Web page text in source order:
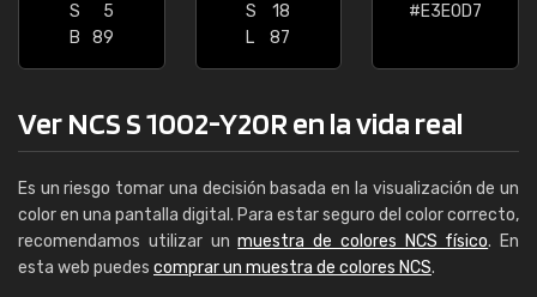
S
5
B
89
S
18
L
87
#E3E0D7
Ver NCS S 1002-Y20R en la vida real
Es un riesgo tomar una decisión basada en la visualización de un
color en una pantalla digital. Para estar seguro del color correcto,
recomendamos utilizar unmuestra de colores NCS físico. En
esta web puedes comprar un muestra de colores NCS.